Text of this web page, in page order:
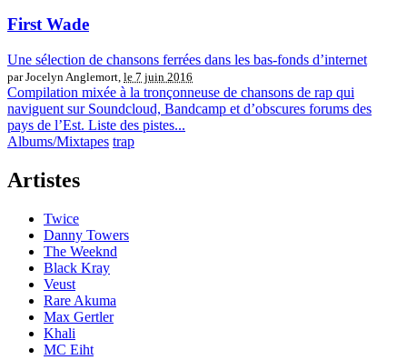
First Wade
Une sélection de chansons ferrées dans les bas-fonds d’internet
par Jocelyn Anglemort, le 7 juin 2016
Compilation mixée à la tronçonneuse de chansons de rap qui
naviguent sur Soundcloud, Bandcamp et d’obscures forums des
pays de l’Est. Liste des pistes...
Albums/Mixtapes trap
Artistes
Twice
Danny Towers
The Weeknd
Black Kray
Veust
Rare Akuma
Max Gertler
Khali
MC Eiht